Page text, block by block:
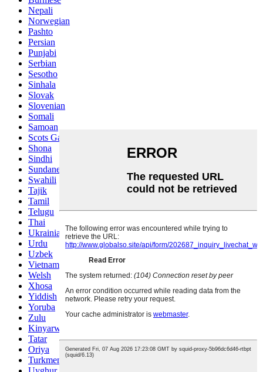
Nepali
Norwegian
Pashto
Persian
Punjabi
Serbian
Sesotho
Sinhala
Slovak
Slovenian
Somali
Samoan
Scots Gaelic
Shona
Sindhi
Sundanese
Swahili
Tajik
Tamil
Telugu
Thai
Ukrainian
Urdu
Uzbek
Vietnamese
Welsh
Xhosa
Yiddish
Yoruba
Zulu
Kinyarwanda
Tatar
Oriya
Turkmen